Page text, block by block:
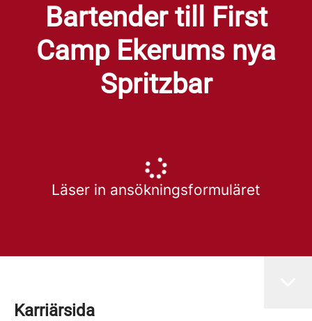
Bartender till First
Camp Ekerums nya
Spritzbar
Läser in ansökningsformuläret
Karriärsida